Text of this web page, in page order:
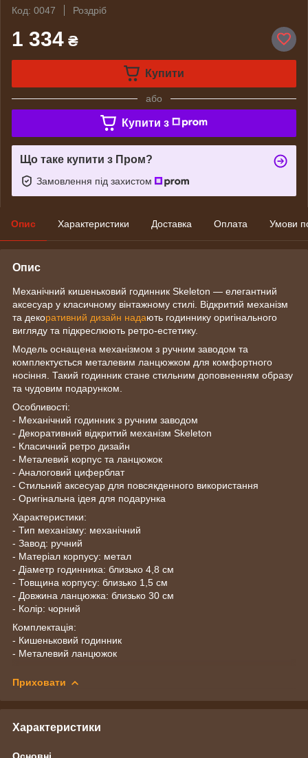
Код: 0047
Роздріб
1 334 ₴
Купити
або
Купити з
Що таке купити з Пром?
Замовлення під захистом
Опис Характеристики Доставка Оплата Умови
Опис
Механічний кишеньковий годинник Skeleton — елегантний
аксесуар у класичному вінтажному стилі. Відкритий механізм
та декоративний дизайн надають годиннику оригінального
вигляду та підкреслюють ретро-естетику.
Модель оснащена механізмом з ручним заводом та
комплектується металевим ланцюжком для комфортного
носіння. Такий годинник стане стильним доповненням образу
та чудовим подарунком.
Особливості:
- Механічний годинник з ручним заводом
- Декоративний відкритий механізм Skeleton
- Класичний ретро дизайн
- Металевий корпус та ланцюжок
- Аналоговий циферблат
- Стильний аксесуар для повсякденного використання
- Оригінальна ідея для подарунка
Характеристики:
- Тип механізму: механічний
- Завод: ручний
- Матеріал корпусу: метал
- Діаметр годинника: близько 4,8 см
- Товщина корпусу: близько 1,5 см
- Довжина ланцюжка: близько 30 см
- Колір: чорний
Комплектація:
- Кишеньковий годинник
- Металевий ланцюжок
Приховати
Характеристики
Основні